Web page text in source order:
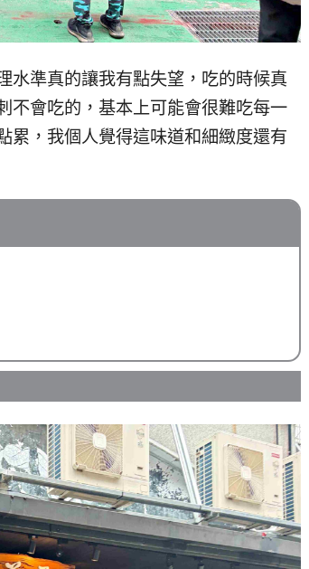
水準真的讓我有點失望，吃的時候真
不會吃的，基本上可能會很難吃每一
累，我個人覺得這味道和細緻度還有